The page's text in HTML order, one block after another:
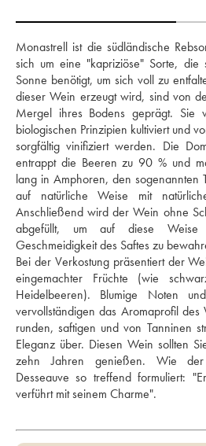
Monastrell ist die südländische
sich um eine "kapriziöse" Sorte,
Sonne benötigt, um sich voll zu
dieser Wein erzeugt wird, sind von
Mergel ihres Bodens geprägt. Sie
biologischen Prinzipien kultiviert und
sorgfältig vinifiziert werden. Die
entrappt die Beeren zu 90 % und
lang in Amphoren, den sogenannten
auf natürliche Weise mit
Anschließend wird der Wein ohne
abgefüllt, um auf diese
Geschmeidigkeit des Saftes zu
Bei der Verkostung präsentiert der
eingemachter Früchte (wie
Heidelbeeren). Blumige Noten
vervollständigen das Aromaprofil
runden, saftigen und von Tanninen
Eleganz über. Diesen Wein sollten
zehn Jahren genießen. Wie
Desseauve so treffend formuliert:
verführt mit seinem Charme".